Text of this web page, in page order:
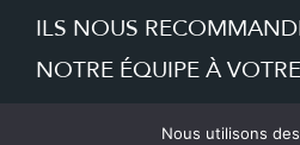
ILS NOUS
NOTRE ÉQUIPE À
Nous utilisons